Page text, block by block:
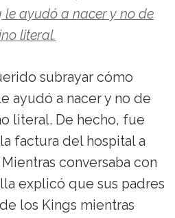
le ayudó a nacer y no de
literal.
subrayar cómo
ayudó a nacer y no de
literal. De hecho, fue
factura del hospital a
conversaba con
explicó que sus padres
los Kings mientras